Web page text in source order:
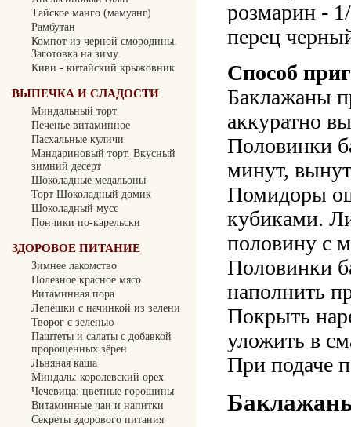
Тайское манго (мамуанг)
Рамбутан
Компот из черной смородины.
Заготовка на зиму.
Киви - китайский крыжовник
ВЫПЕЧКА И СЛАДОСТИ
Миндальный торт
Печенье витаминное
Пасхальные куличи
Мандариновый торт. Вкусный
зимний десерт
Шоколадные медальоны
Торт Шоколадный домик
Шоколадный мусс
Пончики по-карельски
ЗДОРОВОЕ ПИТАНИЕ
Зимнее лакомство
Полезное красное мясо
Витаминная пора
Лепёшки с начинкой из зелени
Творог с зеленью
Паштеты и салаты с добавкой
пророщенных зёрен
Льняная каша
Миндаль: королевский орех
Чечевица: цветные горошины
Витаминные чаи и напитки
Секреты здорового питания
розмарин -
перец
Способ
Баклажаны
аккуратно
Половинки
минут,
Помидоры
кубиками.
половину с
Половинки
наполнить
Покрыть
уложить в
При подаче